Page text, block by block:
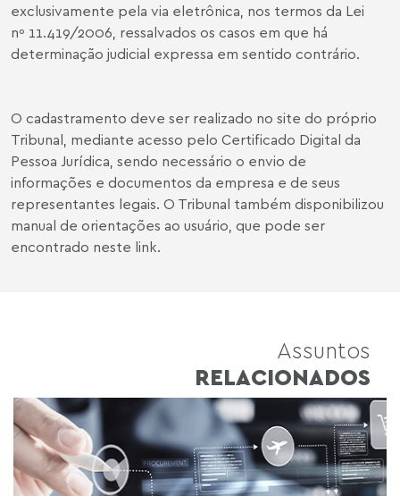
exclusivamente pela via eletrônica, nos termos da Lei
nº 11.419/2006, ressalvados os casos em que há
determinação judicial expressa em sentido contrário.
O cadastramento deve ser realizado no site do próprio
Tribunal , mediante acesso pelo Certificado Digital da
Pessoa Jurídica, sendo necessário o envio de
informações e documentos da empresa e de seus
representantes legais. O Tribunal também disponibilizou
manual de orientações ao usuário, que pode ser
encontrado neste link.
Assuntos
RELACIONADOS